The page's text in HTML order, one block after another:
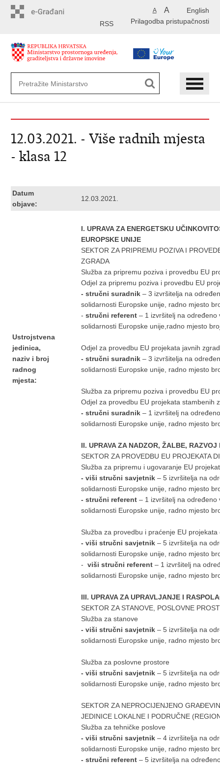
English
A A
Prilagodba pristupačnosti
RSS
12.03.2021. - Više radnih mjesta
- klasa 12
Datum
objave:
12.03.2021.
Ustrojstvena
jedinica,
naziv i broj
radnog
mjesta:
I. UPRAVA ZA ENERGETSKU
EUROPSKE UNIJE
SEKTOR ZA PRIPREMU POZIVA I
ZGRADA
Služba za pripremu poziva i provedbu EU
Odjel za pripremu poziva i provedbu EU
- stručni suradnik – 3 izvršitelja na
solidarnosti Europske unije, radno mjesto
-stručni referent – 1 izvršitelj na
solidarnosti Europske unije radno mjesto
Odjel za provedbu EU projekata javnih
- stručni suradnik – 3 izvršitelja na
solidarnosti Europske unije, radno mjesto
Služba za pripremu poziva i provedbu EU
Odjel za provedbu EU projekata stambenih
- stručni suradnik – 1 izvršitelj na
solidarnosti Europske unije, radno mjesto
II. UPRAVA ZA NADZOR, ŽALBE,
SEKTOR ZA PROVEDBU EU PROJEKATA
Služba za pripremu i ugovaranje EU
- viši stručni savjetnik – 5 izvršitelja na
solidarnosti Europske unije, radno mjesto
- stručni referent– 1 izvršitelj na
solidarnosti Europske unije, radno mjesto
Služba za provedbu i praćenje EU projekata
- viši stručni savjetnik – 5 izvršitelja na
solidarnosti Europske unije, radno mjesto
- viši stručni referent – 1 izvršitelj na
solidarnosti Europske unije, radno mjesto
III. UPRAVA ZA UPRAVLJANJE I
SEKTOR ZA STANOVE, POSLOVNE
Služba za stanove
- viši stručni savjetnik – 5 izvršitelja na
solidarnosti Europske unije, radno mjesto
Služba za poslovne prostore
- viši stručni savjetnik – 5 izvršitelja na
solidarnosti Europske unije, radno mjesto
SEKTOR ZA NEPROCIJENJENO
JEDINICE LOKALNE I PODRUČNE
Služba za tehničke poslove
- viši stručni savjetnik – 4 izvršitelja na
solidarnosti Europske unije, radno mjesto
- stručni referent – 5 izvršitelja na